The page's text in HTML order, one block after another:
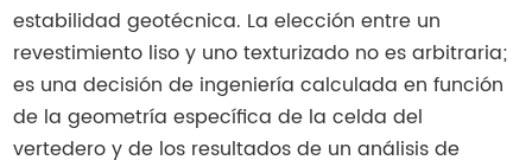
estabilidad geotécnica. La elección entre un
revestimiento liso y uno texturizado no es arbitraria;
es una decisión de ingeniería calculada en función
de la geometría específica de la celda del
vertedero y de los resultados de un análisis de